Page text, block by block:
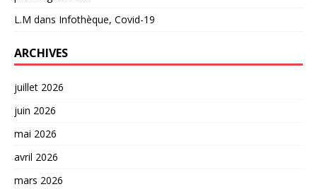
L.M dans Infothèque, Covid-19
ARCHIVES
juillet 2026
juin 2026
mai 2026
avril 2026
mars 2026